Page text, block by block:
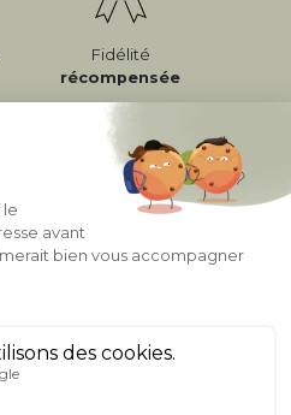
Fidélité
récompensée
Appel gratuit
0 20 88 04 14